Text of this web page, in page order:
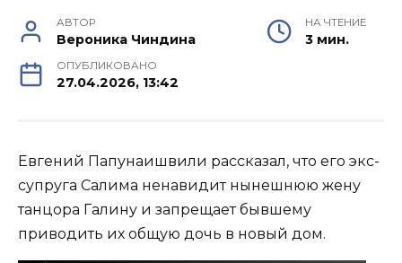
АВТОР
Вероника Чиндина
НА ЧТЕНИЕ
3 мин.
ОПУБЛИКОВАНО
27.04.2026, 13:42
Евгений Папунаишвили рассказал, что его экс-
супруга Салима ненавидит нынешнюю жену
танцора Галину и запрещает бывшему
приводить их общую дочь в новый дом.